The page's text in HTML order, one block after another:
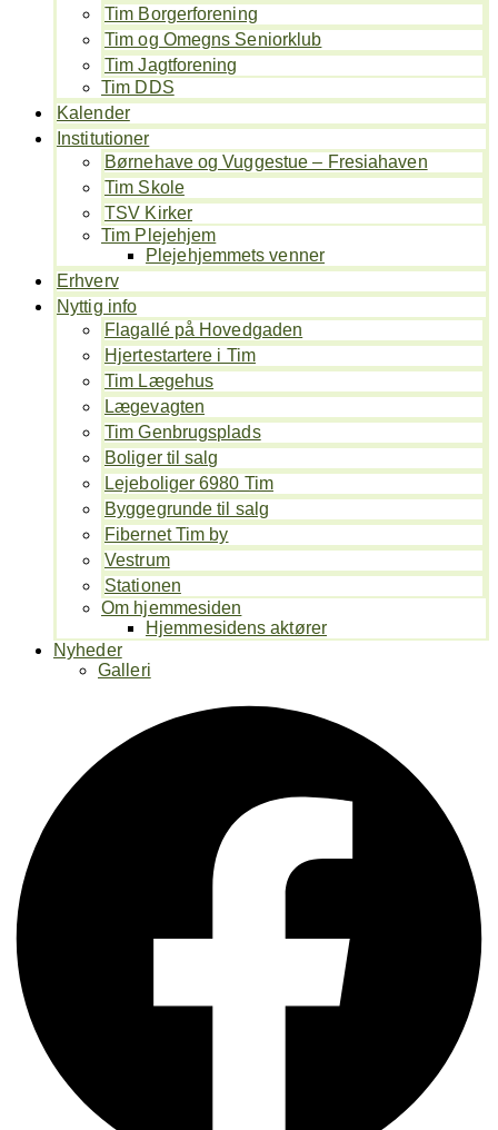
Tim Borgerforening
Tim og Omegns Seniorklub
Tim Jagtforening
Tim DDS
Kalender
Institutioner
Børnehave og Vuggestue – Fresiahaven
Tim Skole
TSV Kirker
Tim Plejehjem
Plejehjemmets venner
Erhverv
Nyttig info
Flagallé på Hovedgaden
Hjertestartere i Tim
Tim Lægehus
Lægevagten
Tim Genbrugsplads
Boliger til salg
Lejeboliger 6980 Tim
Byggegrunde til salg
Fibernet Tim by
Vestrum
Stationen
Om hjemmesiden
Hjemmesidens aktører
Nyheder
Galleri